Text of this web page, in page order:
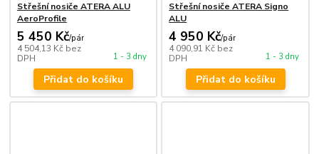
Střešní nosiče ATERA ALU
AeroProfile
5 450 Kč/pár
4 504,13 Kč bez
DPH
1 - 3 dny
Přidat do košíku
Střešní nosiče ATERA Signo
ALU
4 950 Kč/pár
4 090,91 Kč bez
DPH
1 - 3 dny
Přidat do košíku